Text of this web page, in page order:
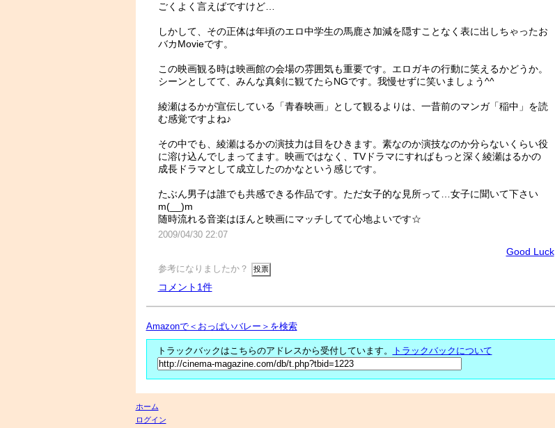
ごくよく言えばですけど…
しかして、その正体は年頃のエロ中学生の馬鹿さ加減を隠すことなく表に出しちゃったお
バカMovieです。
この映画観る時は映画館の会場の雰囲気も重要です。エロガキの行動に笑えるかどうか。
シーンとしてて、みんな真剣に観てたらNGです。我慢せずに笑いましょう^^
綾瀬はるかが宣伝している「青春映画」として観るよりは、一昔前のマンガ「稲中」を読
む感覚ですよね♪
その中でも、綾瀬はるかの演技力は目をひきます。素なのか演技なのか分らないくらい役
に溶け込んでしまってます。映画ではなく、TVドラマにすればもっと深く綾瀬はるかの
成長ドラマとして成立したのかなという感じです。
たぶん男子は誰でも共感できる作品です。ただ女子的な見所って…女子に聞いて下さい
m(__)m
随時流れる音楽はほんと映画にマッチしてて心地よいです☆
2009/04/30 22:07
Good Luck
参考になりましたか？
コメント1件
Amazonで＜おっぱいバレー＞を検索
トラックバックはこちらのアドレスから受付しています。 トラックバックについて
ホーム
ログイン